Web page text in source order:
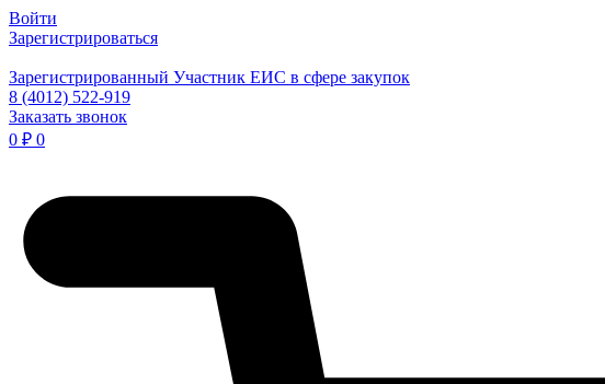
Войти
Зарегистрироваться
Зарегистрированный Участник ЕИС в сфере закупок
8 (4012) 522-919
Заказать звонок
0 ₽ 0